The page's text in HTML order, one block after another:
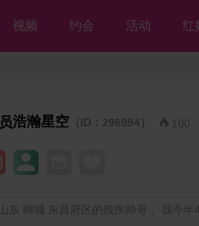
视频 约会 活动 红
浩瀚星空 （ID：296994）  100
东 聊城 东昌府区的残疾帅哥， 我今年